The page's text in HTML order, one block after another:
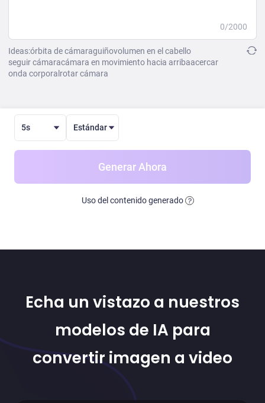
0/2000
Ideas:órbita de cámaraguiñovolumen en el cabello
seguir cámaracámara en movimiento hacia arribaacercar
onda corporal rotar cámara
5s Estándar
Generar Ahora
Uso del contenido generado
Echa un vistazo a nuestros
modelos de IA para
convertir imagen a video